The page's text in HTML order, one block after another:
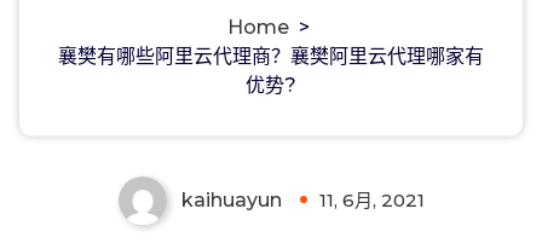
Home >
襄樊有哪些阿里云代理商？襄樊阿里云代理哪家有
优势?
襄樊有哪些阿里云代理商？襄樊阿里云
代理哪家有优势?
kaihuayun 11, 6月, 2021